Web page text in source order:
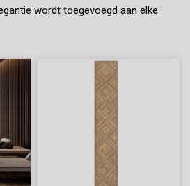
wordt toegevoegd aan elke